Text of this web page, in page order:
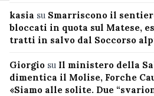
kasia su Smarriscono il
bloccati in quota sul Matese,
tratti in salvo dal Soccorso
Giorgiosu Il ministero della
dimentica il Molise, Forche
«Siamo alle solite. Due